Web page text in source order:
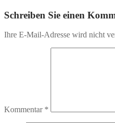
Schreiben Sie einen
Ihre E-Mail-Adresse wird nicht
Kommentar *